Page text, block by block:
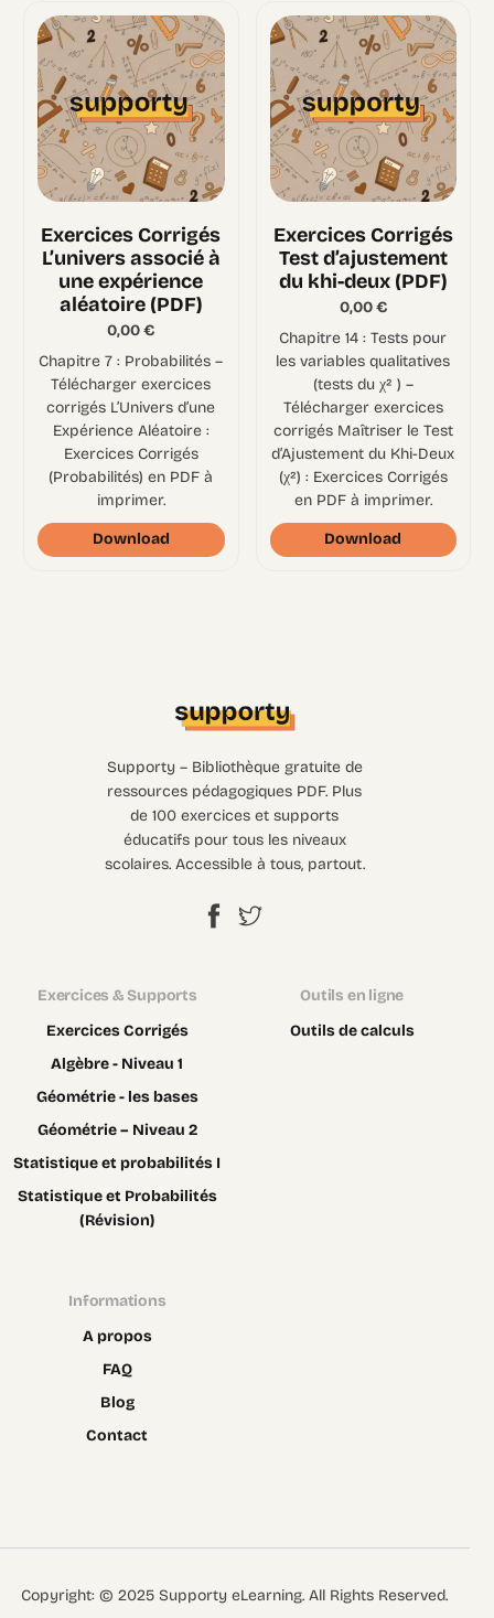
Exercices Corrigés
L’univers associé à
une expérience
aléatoire (PDF)
0,00€
Chapitre 7 : Probabilités –
Télécharger exercices
corrigés L’Univers d’une
Expérience Aléatoire :
Exercices Corrigés
(Probabilités) en PDF à
imprimer.
Download
Exercices Corrigés
Test d’ajustement
du khi-deux (PDF)
0,00€
Chapitre 14 : Tests pour
les variables qualitatives
(tests du χ² ) –
Télécharger exercices
corrigés Maîtriser le Test
d’Ajustement du Khi-Deux
(χ²) : Exercices Corrigés
en PDF à imprimer.
Download
Supporty – Bibliothèque gratuite de
ressources pédagogiques PDF. Plus
de 100 exercices et supports
éducatifs pour tous les niveaux
scolaires. Accessible à tous, partout.
Exercices & Supports
Exercices Corrigés
Algèbre - Niveau 1
Géométrie - les bases
Géométrie – Niveau 2
Statistique et probabilités I
Statistique et Probabilités
(Révision)
Outils en ligne
Outils de calculs
Informations
A propos
FAQ
Blog
Contact
Copyright: © 2025 Supporty eLearning. All Rights Reserved.